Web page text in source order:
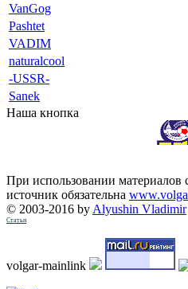
VanGog
Pashtet
VADIM
naturalcool
-USSR-
Sanek
Наша кнопка
При использовании материалов
источник обязательна
© 2003-2016 by Alyushin Vladimir
Статьи
volgar-mainlink